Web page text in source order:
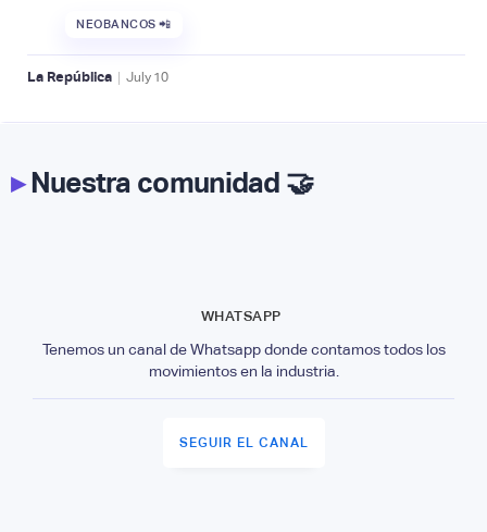
NEOBANCOS 📲
La República | July 10
▸Nuestra comunidad 🤝
WHATSAPP
Tenemos un canal de Whatsapp donde contamos todos los
movimientos en la industria.
SEGUIR EL CANAL